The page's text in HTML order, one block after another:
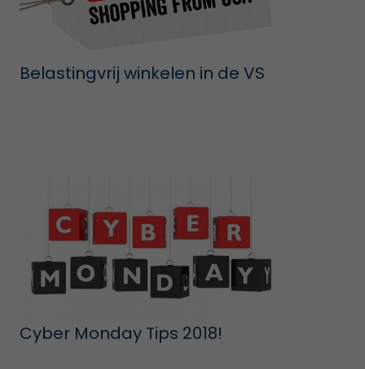
Belastingvrij winkelen in de VS
Cyber Monday Tips 2018!